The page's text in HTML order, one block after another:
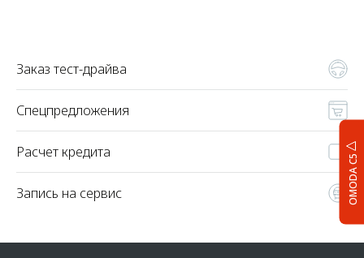
OMODA C5
Заказ тест-драйва
Спецпредложения
Расчет кредита
Запись на сервис